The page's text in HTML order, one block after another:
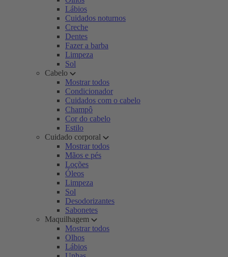
Lábios
Cuidados noturnos
Creche
Dentes
Fazer a barba
Limpeza
Sol
Cabelo
Mostrar todos
Condicionador
Cuidados com o cabelo
Champô
Cor do cabelo
Estilo
Cuidado corporal
Mostrar todos
Mãos e pés
Loções
Óleos
Limpeza
Sol
Desodorizantes
Sabonetes
Maquilhagem
Mostrar todos
Olhos
Lábios